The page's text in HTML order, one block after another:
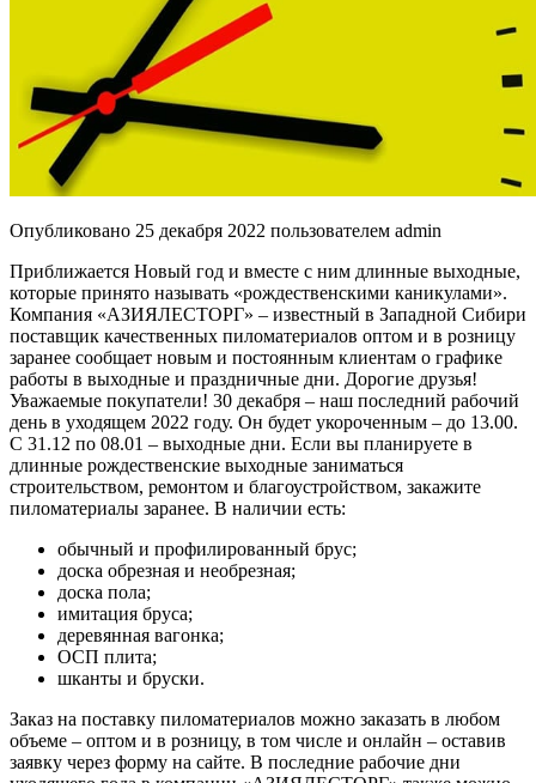
Опубликовано 25 декабря 2022 пользователем admin
Приближается Новый год и вместе с ним длинные выходные,
которые принято называть «рождественскими каникулами».
Компания «АЗИЯЛЕСТОРГ» – известный в Западной Сибири
поставщик качественных пиломатериалов оптом и в розницу
заранее сообщает новым и постоянным клиентам о графике
работы в выходные и праздничные дни. Дорогие друзья!
Уважаемые покупатели! 30 декабря – наш последний рабочий
день в уходящем 2022 году. Он будет укороченным – до 13.00.
С 31.12 по 08.01 – выходные дни. Если вы планируете в
длинные рождественские выходные заниматься
строительством, ремонтом и благоустройством, закажите
пиломатериалы заранее. В наличии есть:
обычный и профилированный брус;
доска обрезная и необрезная;
доска пола;
имитация бруса;
деревянная вагонка;
ОСП плита;
шканты и бруски.
Заказ на поставку пиломатериалов можно заказать в любом
объеме – оптом и в розницу, в том числе и онлайн – оставив
заявку через форму на сайте. В последние рабочие дни